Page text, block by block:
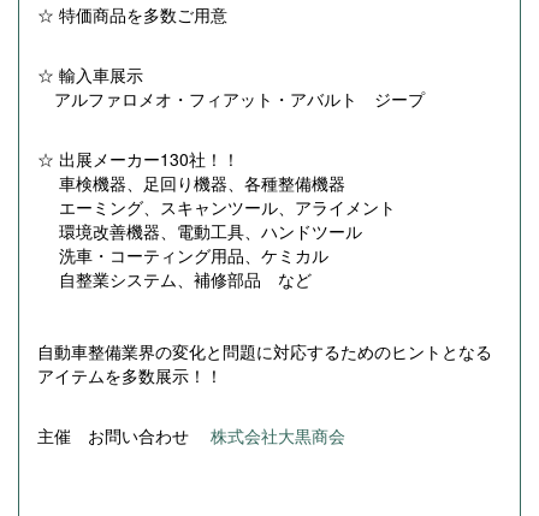
☆ 特価商品を多数ご用意
☆ 輸入車展示
アルファロメオ・フィアット・アバルト ジープ
☆ 出展メーカー130社！！
車検機器、足回り機器、各種整備機器
エーミング、スキャンツール、アライメント
環境改善機器、電動工具、ハンドツール
洗車・コーティング用品、ケミカル
自整業システム、補修部品 など
自動車整備業界の変化と問題に対応するためのヒントとなる
アイテムを多数展示！！
主催 お問い合わせ 株式会社大黒商会